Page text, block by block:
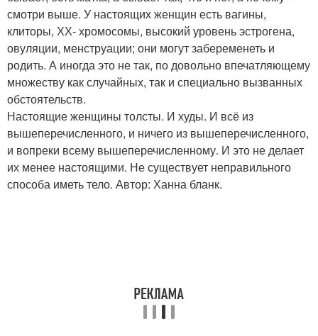
смотри выше. У настоящих женщин есть вагины,
клиторы, ХХ- хромосомы, высокий уровень эстрогена,
овуляции, менструации; они могут забеременеть и
родить. А иногда это не так, по довольно впечатляющему
множеству как случайных, так и специально вызванных
обстоятельств.
Настоящие женщины толсты. И худы. И всё из
вышеперечисленного, и ничего из вышеперечисленного,
и вопреки всему вышеперечисленному. И это не делает
их менее настоящими. Не существует неправильного
способа иметь тело. Автор: Ханна бланк.